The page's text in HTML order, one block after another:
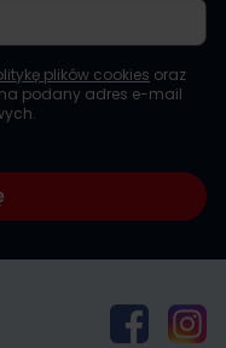
plików cookies oraz
podany adres e-mail